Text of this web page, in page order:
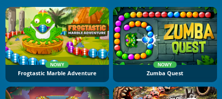
NOWY
Frogtastic Marble Adventure
NOWY
Zumba Quest